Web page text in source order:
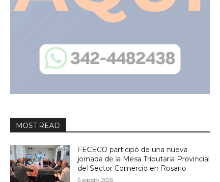
MOST READ
FECECO participó de una nueva
jornada de la Mesa Tributaria Provincial
del Sector Comercio en Rosario
6 agosto, 2026